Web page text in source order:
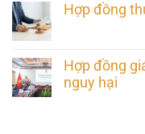
Hợp đồng
Hợp đồng
nguy hại